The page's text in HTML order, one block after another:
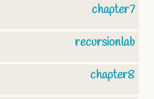
chapter7
recursionlab
chapter8